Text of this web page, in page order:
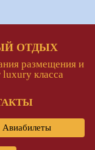
ОТДЫХ
размещения и
luxury класса
Авиабилеты